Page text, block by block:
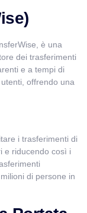
è una
dei trasferimenti
e a tempi di
offrendo una
i trasferimenti di
e riducendo così i
di persone in